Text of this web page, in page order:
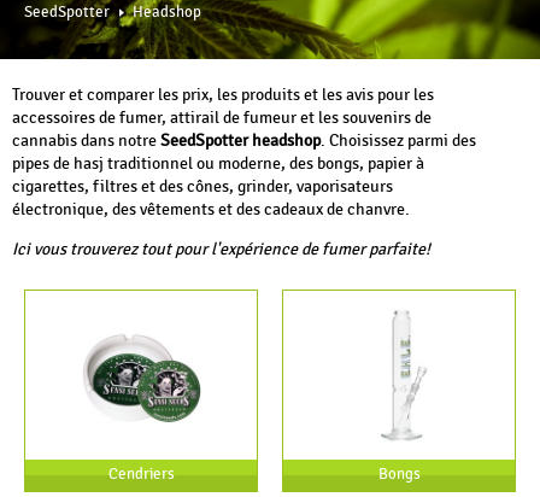
SeedSpotter Headshop
Trouver et comparer les prix, les produits et les avis pour les
accessoires de fumer, attirail de fumeur et les souvenirs de
cannabis dans notreSeedSpotter headshop. Choisissez parmi des
pipes de hasj traditionnel ou moderne, des bongs, papier à
cigarettes, filtres et des cônes, grinder, vaporisateurs
électronique, des vêtements et des cadeaux de chanvre.
Ici vous trouverez tout pour l'expérience de fumer parfaite!
Cendriers Bongs